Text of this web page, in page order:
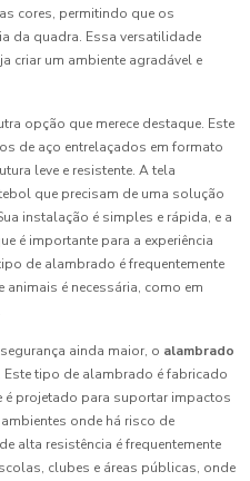
cores, permitindo que os
da quadra. Essa versatilidade
criar um ambiente agradável e
opção que merece destaque. Este
de aço entrelaçados em formato
leve e resistente. A tela
que precisam de uma solução
instalação é simples e rápida, e a
é importante para a experiência
de alambrado é frequentemente
é necessária, como em
ainda maior, o alambrado
Este tipo de alambrado é fabricado
é projetado para suportar impactos
onde há risco de
alta resistência é frequentemente
clubes e áreas públicas, onde